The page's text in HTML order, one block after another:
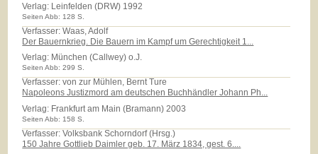
Verlag: Leinfelden (DRW) 1992
Seiten Abb: 128 S.
Verfasser: Waas, Adolf
Der Bauernkrieg. Die Bauern im Kampf um Gerechtigkeit 1...
Verlag: München (Callwey) o.J.
Seiten Abb: 299 S.
Verfasser: von zur Mühlen, Bernt Ture
Napoleons Justizmord am deutschen Buchhändler Johann Ph...
Verlag: Frankfurt am Main (Bramann) 2003
Seiten Abb: 158 S.
Verfasser: Volksbank Schorndorf (Hrsg.)
150 Jahre Gottlieb Daimler geb. 17. März 1834, gest. 6....